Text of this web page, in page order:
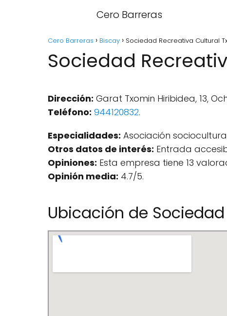
Cero Barreras
Cero Barreras Biscay Sociedad Recreativa Cultural
Sociedad
Dirección: Garat Txomin Hiribidea, 13,
Teléfono: 944120832.
Especialidades: Asociación
Otros datos de interés: Entrada
Opiniones: Esta empresa tiene 13
Opinión media: 4.7/5.
Ubicación de